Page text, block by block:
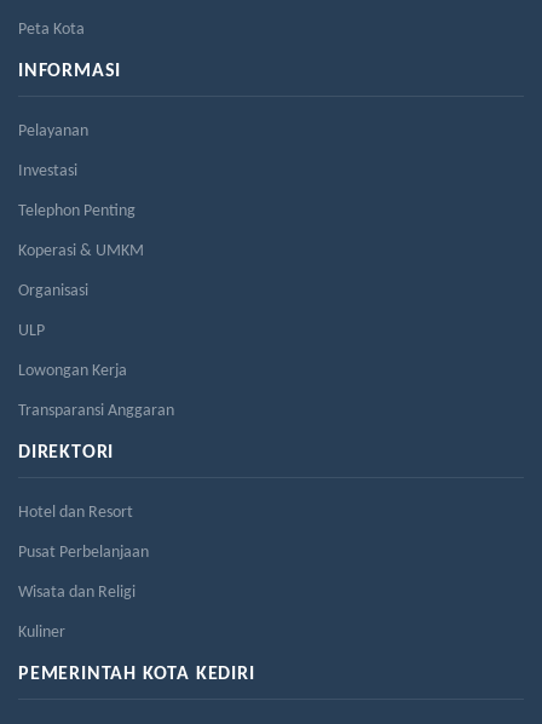
Peta Kota
INFORMASI
Pelayanan
Investasi
Telephon Penting
Koperasi & UMKM
Organisasi
ULP
Lowongan Kerja
Transparansi Anggaran
DIREKTORI
Hotel dan Resort
Pusat Perbelanjaan
Wisata dan Religi
Kuliner
PEMERINTAH KOTA KEDIRI